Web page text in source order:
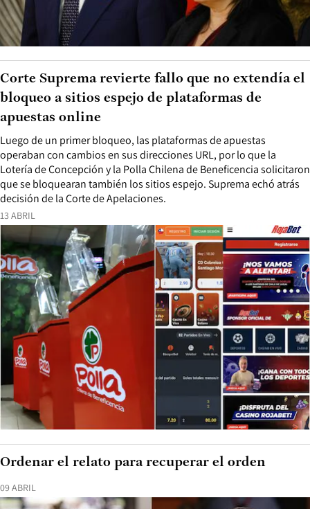
13 ABRIL
Luego de un primer bloqueo, las plataformas de apuestas
operaban con cambios en sus direcciones URL, por lo que la
Lotería de Concepción y la Polla Chilena de Beneficencia solicitaron
que se bloquearan también los sitios espejo. Suprema echó atrás
decisión de la Corte de Apelaciones.
Corte Suprema revierte fallo que no extendía el
bloqueo a sitios espejo de plataformas de
apuestas online
09 ABRIL
Ordenar el relato para recuperar el orden